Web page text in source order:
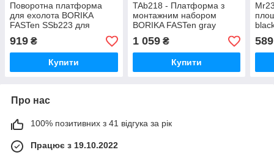
Поворотна платформа
для ехолота BORIKA
FASTen SSb223 для
монітора 7-9" з
монтажною системою
FMb (01.04.003.02.01)
919 ₴
Купити
TAb218 - Платформа з
монтажним набором
BORIKA FASTen gray
(01.04.011.02.02)
1 059₴
Купити
589
Про нас
100% позитивних з 41 відгука за рік
Працює з 19.10.2022